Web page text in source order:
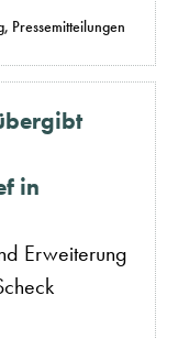
, Pressemitteilungen
in
Erweiterung